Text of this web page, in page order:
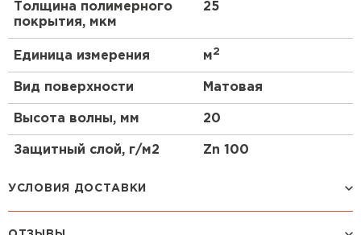
Толщина полимерного
покрытия, мкм
25
Единица измерения м2
Вид поверхности Матовая
Высота волны, мм 20
Защитный слой, г/м2 Zn 100
УСЛОВИЯ ДОСТАВКИ